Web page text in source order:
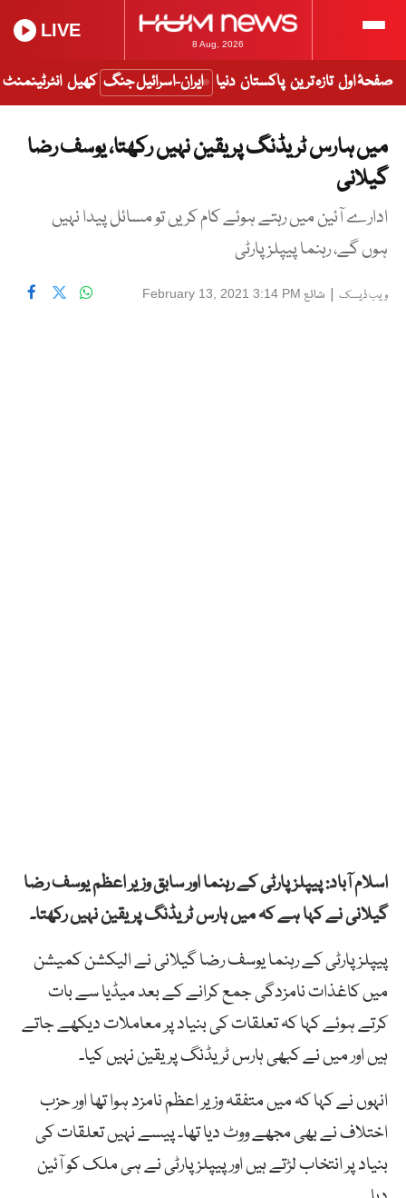
8 Aug, 2026
LIVE
صفحۂ اول تازہ ترین پاکستان دنیا ایران-اسرائیل جنگ کھیل انٹرٹینمنٹ
میں ہارس ٹریڈنگ پر یقین نہیں رکھتا، یوسف رضا
گیلانی
ادارے آئین میں رہتے ہوئے کام کریں تو مسائل پیدا نہیں
ہوں گے، رہنما پیپلز پارٹی
ویب ڈیسک | شائع February 13, 2021 3:14 PM
اسلام آباد: پیپلز پارٹی کے رہنما اور سابق وزیر اعظم یوسف رضا
گیلانی نے کہا ہے کہ میں ہارس ٹریڈنگ پر یقین نہیں رکھتا۔
پیپلز پارٹی کے رہنما یوسف رضا گیلانی نے الیکشن کمیشن
میں کاغذات نامزدگی جمع کرانے کے بعد میڈیا سے بات
کرتے ہوئے کہا کہ تعلقات کی بنیاد پر معاملات دیکھے جاتے
ہیں اور میں نے کبھی ہارس ٹریڈنگ پر یقین نہیں کیا۔
انہوں نے کہا کہ میں متفقہ وزیر اعظم نامزد ہوا تھا اور حزب
اختلاف نے بھی مجھے ووٹ دیا تھا۔ پیسے نہیں تعلقات کی
بنیاد پر انتخاب لڑتے ہیں اور پیپلز پارٹی نے ہی ملک کو آئین